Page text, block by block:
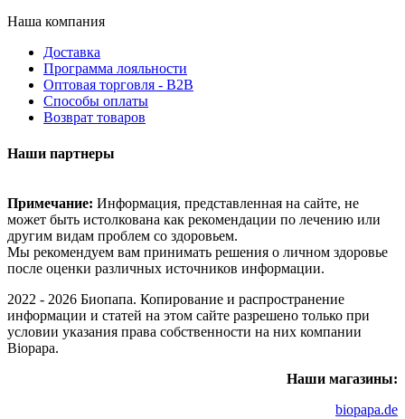
Наша компания
Доставка
Программа лояльности
Оптовая торговля - B2B
Способы оплаты
Возврат товаров
Наши партнеры
Примечание: Информация, представленная на сайте, не
может быть истолкована как рекомендации по лечению или
другим видам проблем со здоровьем.
Мы рекомендуем вам принимать решения о личном здоровье
после оценки различных источников информации.
2022 - 2026 Биопапа. Копирование и распространение
информации и статей на этом сайте разрешено только при
условии указания права собственности на них компании
Biopapa.
Наши магазины:
biopapa.de